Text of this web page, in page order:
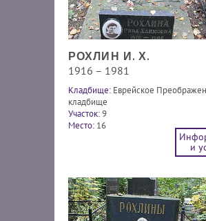
РОХЛИН И. Х.
1916 – 1981
Кладбище: Еврейское
кладбище
Участок:9
Место: 16
и